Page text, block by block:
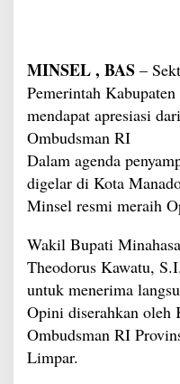
MINSEL , BAS –
Pemerintah
mendapat apresiasi
Ombudsman RI
Dalam agenda
digelar di Kota
Minsel resmi meraih
Wakil Bupati
Theodorus Kawatu,
untuk menerima
Opini diserahkan oleh
Ombudsman RI
Limpar.